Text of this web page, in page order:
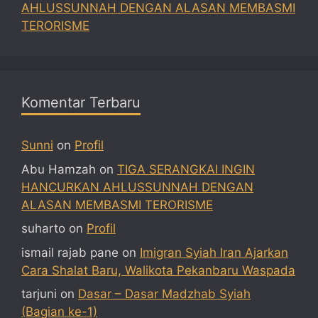
AHLUSSUNNAH DENGAN ALASAN MEMBASMI
TERORISME
Komentar Terbaru
Sunni on Profil
Abu Hamzah on TIGA SERANGKAI INGIN
HANCURKAN AHLUSSUNNAH DENGAN
ALASAN MEMBASMI TERORISME
suharto on Profil
ismail rajab pane on Imigran Syiah Iran Ajarkan
Cara Shalat Baru, Walikota Pekanbaru Waspada
tarjuni on Dasar – Dasar Madzhab Syiah
(Bagian ke-1)